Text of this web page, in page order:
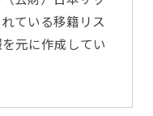
ている移籍リス
元に作成してい